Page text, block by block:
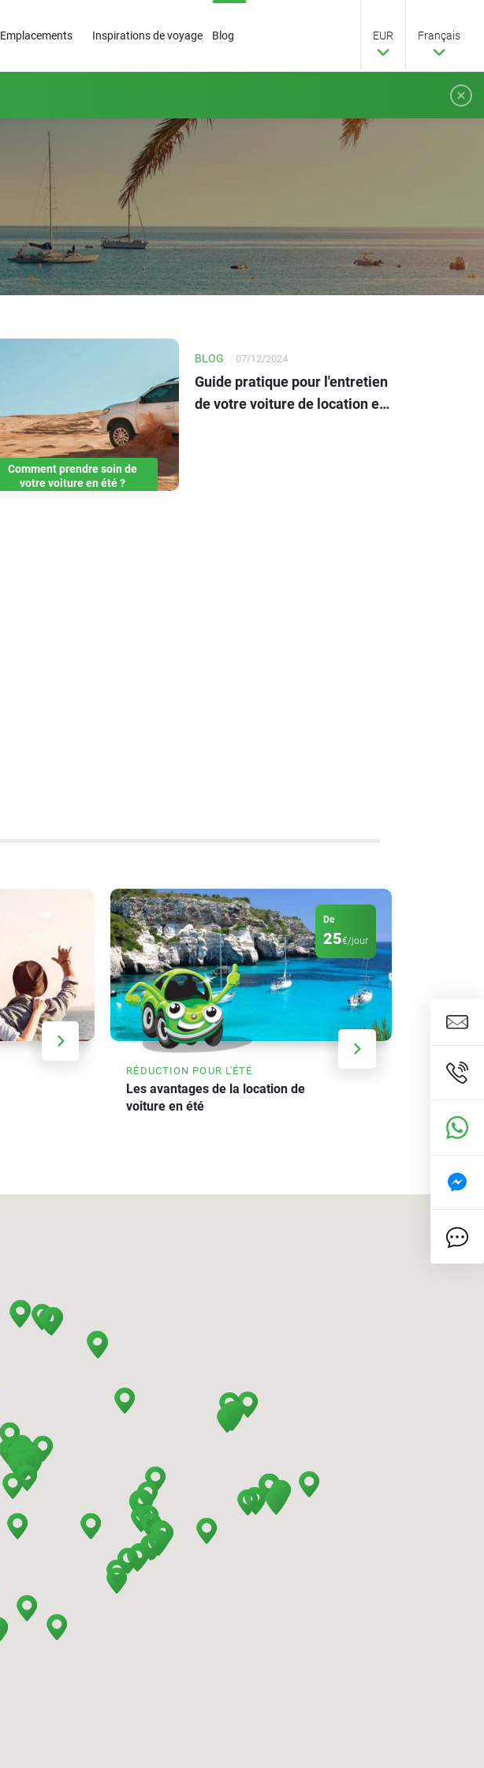
Emplacements Inspirations de voyage Blog EUR Français
Comment prendre soin de
votre voiture en été ?
BLOG 07/12/2024
Guide pratique pour l'entretien
de votre voiture de location en
De
25€/jour
RÉDUCTION POUR L'ÉTÉ
Les avantages de la location de
voiture en été